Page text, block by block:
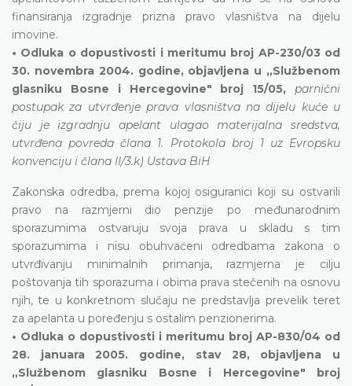
finansiranja izgradnje prizna pravo vlasništva na dijelu
imovine.
• Odluka o dopustivosti i meritumu broj AP-230/03 od
30. novembra 2004. godine, objavljena u „Službenom
glasniku Bosne i Hercegovine" broj 15/05, parnični
postupak za utvrđenje prava vlasništva na dijelu kuće u
čiju je izgradnju apelant ulagao materijalna sredstva,
utvrđena povreda člana 1. Protokola broj 1 uz Evropsku
konvenciju i člana II/3.k) Ustava BiH
Zakonska odredba, prema kojoj osiguranici koji su ostvarili
pravo na razmjerni dio penzije po međunarodnim
sporazumima ostvaruju svoja prava u skladu s tim
sporazumima i nisu obuhvaćeni odredbama zakona o
utvrđivanju minimalnih primanja, razmjerna je cilju
poštovanja tih sporazuma i obima prava stečenih na osnovu
njih, te u konkretnom slučaju ne predstavlja prevelik teret
za apelanta u poređenju s ostalim penzionerima.
• Odluka o dopustivosti i meritumu broj AP-830/04 od
28. januara 2005. godine, stav 28, objavljena u
„Službenom glasniku Bosne i Hercegovine" broj